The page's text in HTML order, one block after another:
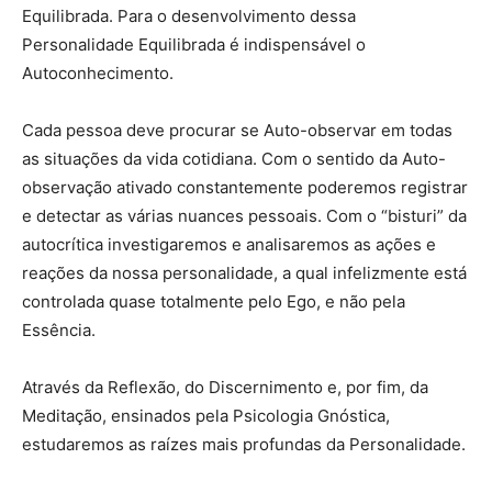
Equilibrada. Para o desenvolvimento dessa
Personalidade Equilibrada é indispensável o
Autoconhecimento.
Cada pessoa deve procurar se Auto-observar em todas
as situações da vida cotidiana. Com o sentido da Auto-
observação ativado constantemente poderemos registrar
e detectar as várias nuances pessoais. Com o “bisturi” da
autocrítica investigaremos e analisaremos as ações e
reações da nossa personalidade, a qual infelizmente está
controlada quase totalmente pelo Ego, e não pela
Essência.
Através da Reflexão, do Discernimento e, por fim, da
Meditação, ensinados pela Psicologia Gnóstica,
estudaremos as raízes mais profundas da Personalidade.